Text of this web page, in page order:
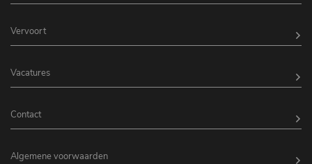
Vervoort
Vacatures
Contact
Algemene voorwaarden